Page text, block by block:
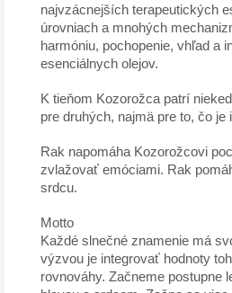
najvzácnejších terapeutických
úrovniach a mnohých
harmóniu, pochopenie, vhľad a
esenciálnych olejov.
K tieňom Kozorožca patrí
pre druhých, najmä pre to, čo
Rak napomáha Kozorožcovi
zvlažovať emóciami. Rak
srdcu.
Motto
Každé slnečné znamenie má
výzvou je integrovať hodnoty
rovnováhy. Začneme postupne